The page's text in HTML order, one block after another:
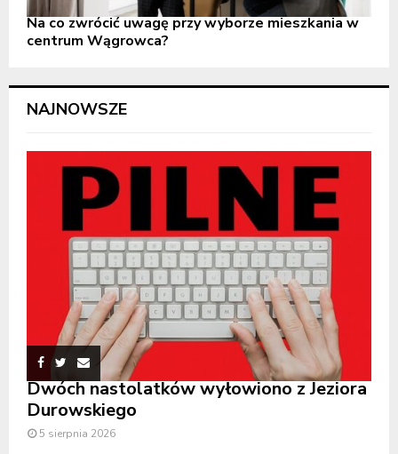
Na co zwrócić uwagę przy wyborze mieszkania w
centrum Wągrowca?
NAJNOWSZE
Dwóch nastolatków wyłowiono z Jeziora
Durowskiego
5 sierpnia 2026